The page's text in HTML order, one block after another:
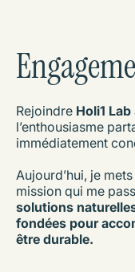
Rejoindre Holi1 Lab
l’enthousiasme
immédiatement
Aujourd’hui, je
mission qui me
solutions
fondées pour
être durable.